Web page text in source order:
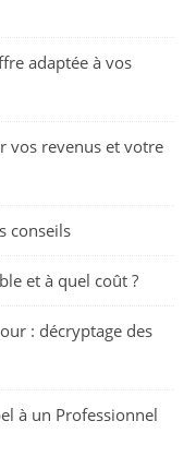
adaptée à vos
vos revenus et votre
conseils
et à quel coût ?
: décryptage des
à un Professionnel